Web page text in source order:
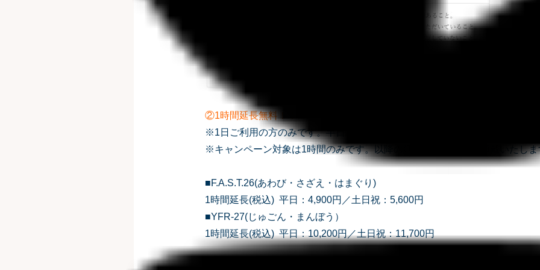
②1時間延長無料！！
※1日ご利用の方のみです。半日ご利用のお客様は対象外。
※キャンペーン対象は1時間のみです。以降の延長は通常料金を頂戴いたしま
■F.A.S.T.26(あわび・さざえ・はまぐり)
1時間延長(税込) 平日：4,900円／土日祝：5,600円
■YFR-27(じゅごん・まんぼう）
1時間延長(税込) 平日：10,200円／土日祝：11,700円